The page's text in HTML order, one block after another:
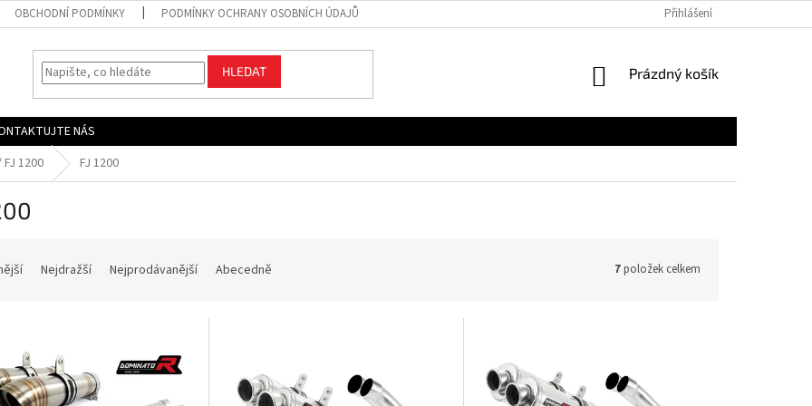
OBCHODNÍ PODMÍNKY PODMÍNKY OCHRANY OSOBNÍCH ÚDAJŮ Přihlášení
HLEDAT
NÁKUPNÍ
Prázdný košík
NÁS
FJ 1200
FJ 1200
Nejdražší Nejprodávanější Abecedně 7položek celkem